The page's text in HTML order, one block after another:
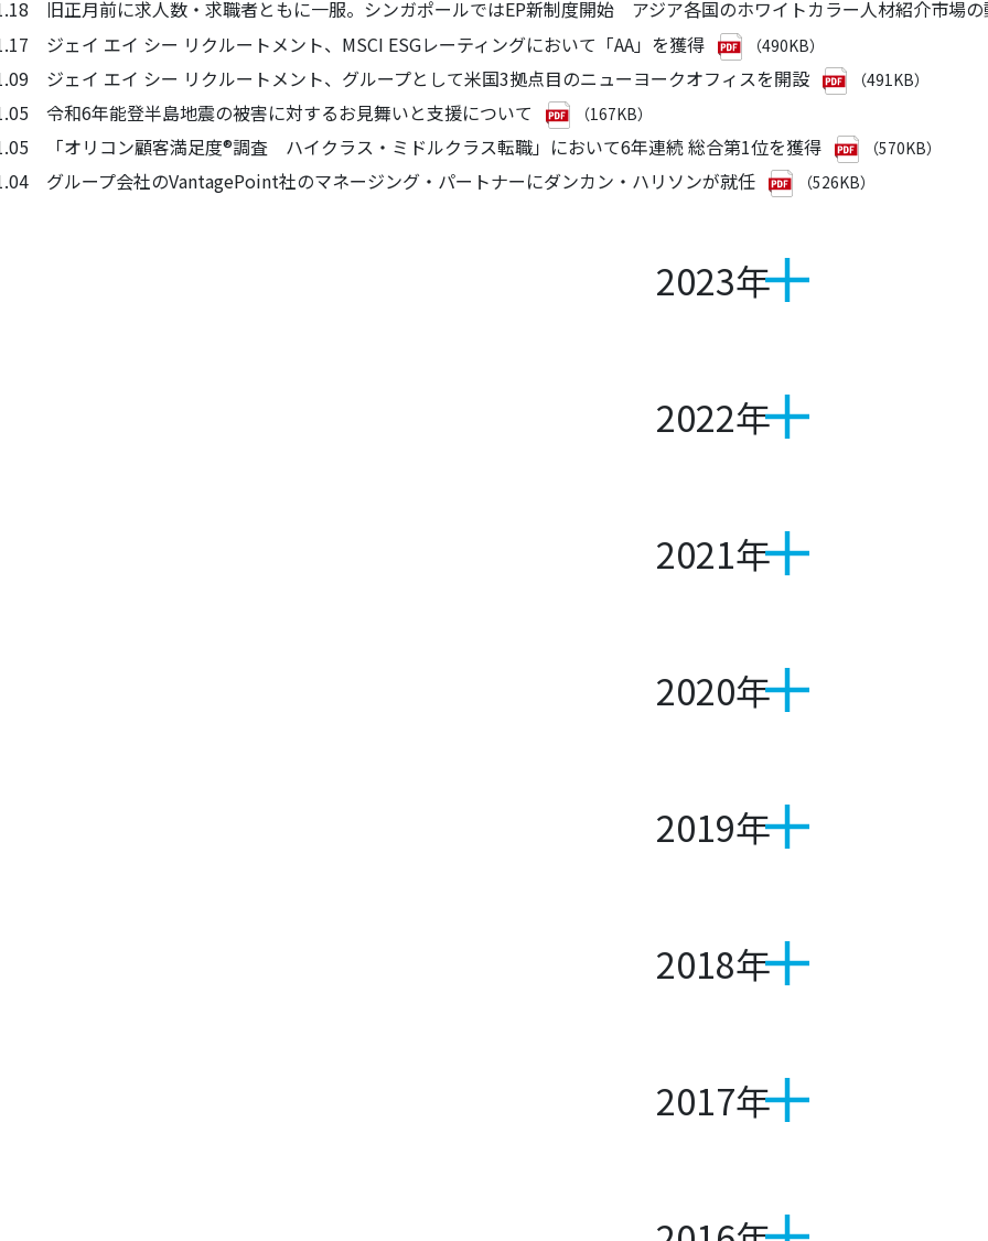
旧正月前に求人数・求職者ともに一服。シンガポールではEP新制度開始 アジア各国のホワイトカラー人材紹介市場
ジェイ エイ シー リクルートメント、MSCI ESGレーティングにおいて「AA」を獲得
（490KB）
ジェイ エイ シー リクルートメント、グループとして米国3拠点目のニューヨークオフィスを開設 （491KB）
令和6年能登半島地震の被害に対するお見舞いと支援について （167KB）
「オリコン顧客満足度®調査 ハイクラス・ミドルクラス転職」において6年連続 総合第1位を獲得 （570KB）
グループ会社のVantagePoint社のマネージング・パートナーにダンカン・ハリソンが就任 （526KB）
2023年
2022年
2021年
2020年
2019年
2018年
2017年